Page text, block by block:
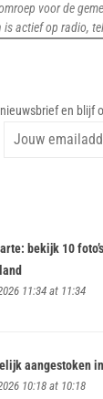
voor de
is actief op radio,
en blijf
bekijk 10
11:34 at 11:34
aangestoken
10:18 at 10:18